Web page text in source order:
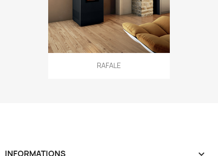
RAFALE
INFORMATIONS